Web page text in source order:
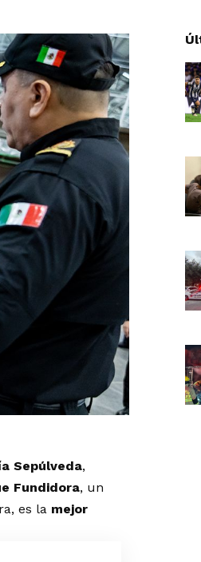
Sepúlveda,
Fundidora, un
es la mejor